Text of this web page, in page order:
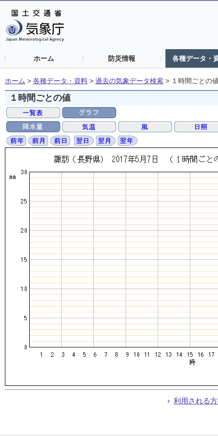
ホーム 防災情報 各種データ・
ホーム > 各種データ・資料 > 過去の気象データ検索 > １時間ごとの
１時間ごとの値
利用される